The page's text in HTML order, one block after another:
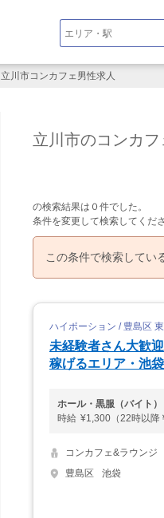
立川市コンカフェ男性求人
立川市のコンカ
の検索結果は０件でした。
条件を変更して検索してくださ
この条件で検索してい
ハイポーション / 豊島区
未経験者さん大歓
稼げるエリア・池
ホール・黒服（バイト）
時給 ¥1,300（22時以降
コンカフェ&ラウンジ
豊島区
池袋